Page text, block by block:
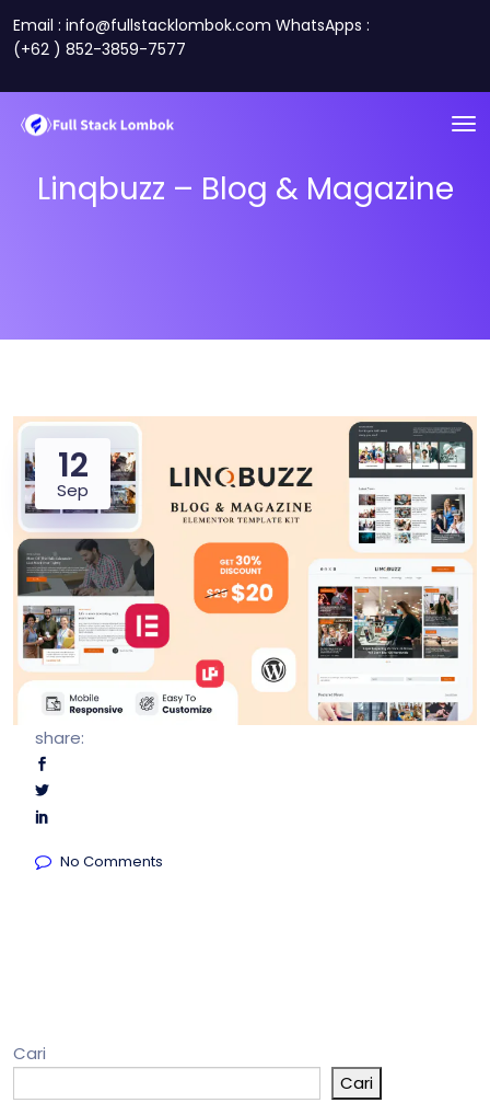
Email : info@fullstacklombok.com WhatsApps :
(+62 ) 852-3859-7577
Linqbuzz – Blog & Magazine
12
Sep
share:
No Comments
Cari
Cari